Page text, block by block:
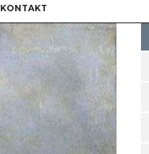
KONTAKT